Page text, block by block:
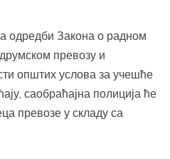
одредби Закона о радном
превозу и
општих услова за учешће
саобраћајна полиција ће
превозе у складу са